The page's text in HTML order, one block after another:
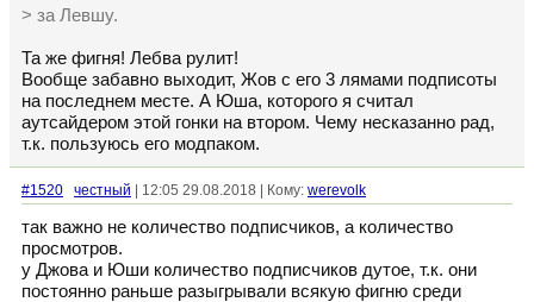
> за Левшу.
Та же фигня! Лебва рулит!
Вообще забавно выходит, Жов с его 3 лямами подписоты
на последнем месте. А Юша, которого я считал
аутсайдером этой гонки на втором. Чему несказанно рад,
т.к. пользуюсь его модпаком.
#1520 честный | 12:05 29.08.2018 | Кому: werevolk
так важно не количество подписчиков, а количество
просмотров.
у Джова и Юши количество подписчиков дутое, т.к. они
постоянно раньше разыгрывали всякую фигню среди